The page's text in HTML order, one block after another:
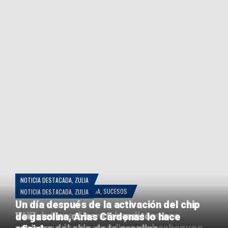
COLOMBIA,NOTICIA DESTACADA SUCESOS
GNB detiene 4 contrabandistas con
NOTICIA DESTACADA ZULIA
Vuelven las colas a los puntos de
NOTICIA DESTACADA ZULIA
Un día después de la activación del chip
de gasolina, Arias Cárdenas lo hace